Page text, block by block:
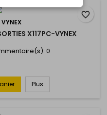
VYNEX
X117PC-VYNEX
0
Plus
favorite_border